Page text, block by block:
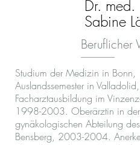
Dr. med.
Sabine
Beruflicher
Studium der Medizin in
Auslandssemester in
Facharztausbildung im
1998-2003. Oberärztin in der
gynäkologischen Abteilung
Bensberg, 2003-2004.